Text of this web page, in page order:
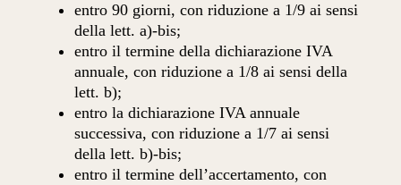
entro 90 giorni, con riduzione a 1/9 ai sensi
della lett. a)-bis;
entro il termine della dichiarazione IVA
annuale, con riduzione a 1/8 ai sensi della
lett. b);
entro la dichiarazione IVA annuale
successiva, con riduzione a 1/7 ai sensi
della lett. b)-bis;
entro il termine dell’accertamento, con